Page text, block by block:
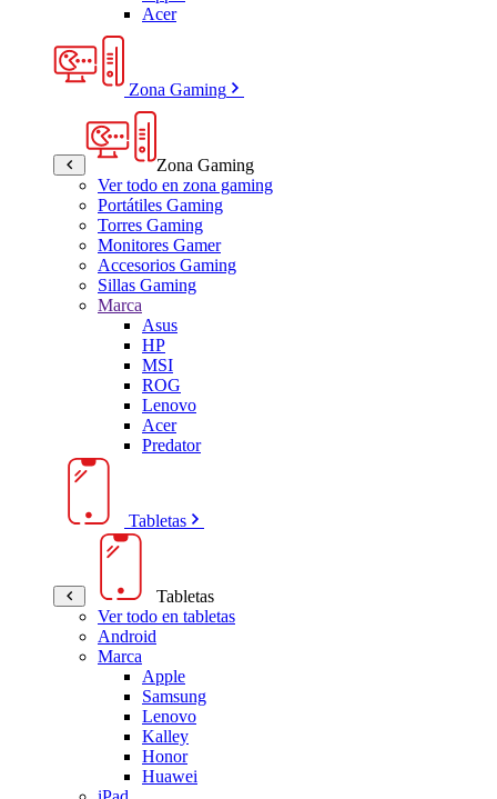
Acer
Zona Gaming
Zona Gaming
Ver todo en zona gaming
Portátiles Gaming
Torres Gaming
Monitores Gamer
Accesorios Gaming
Sillas Gaming
Marca
Asus
HP
MSI
ROG
Lenovo
Acer
Predator
Tabletas
Tabletas
Ver todo en tabletas
Android
Marca
Apple
Samsung
Lenovo
Kalley
Honor
Huawei